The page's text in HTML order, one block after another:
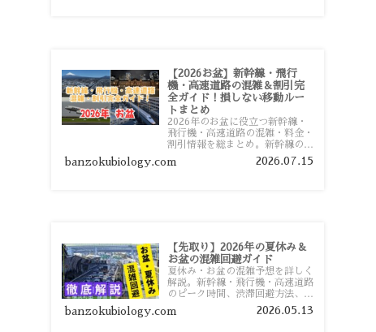
【2026お盆】新幹線・飛行
機・高速道路の混雑＆割引完
全ガイド！損しない移動ルー
トまとめ
2026年のお盆に役立つ新幹線・
飛行機・高速道路の混雑・料金・
割引情報を総まとめ。新幹線の予
約や最繁忙期料金、飛行機を安く
予約するコツ、高速道路の休日割
banzokubiology.com 2026.07.15
【先取り】2026年の夏休み＆
お盆の混雑回避ガイド
夏休み・お盆の混雑予想を詳しく
解説。新幹線・飛行機・高速道路
のピーク時間、渋滞回避方法、混
雑しやすい観光地、交通手段別の
特徴まで旅行者向けに分かりやす
banzokubiology.com 2026.05.13